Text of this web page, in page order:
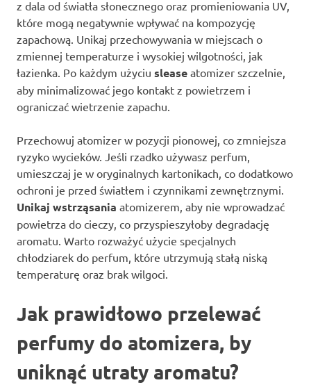
z dala od światła słonecznego oraz promieniowania UV,
które mogą negatywnie wpływać na kompozycję
zapachową. Unikaj przechowywania w miejscach o
zmiennej temperaturze i wysokiej wilgotności, jak
łazienka. Po każdym użyciu slease atomizer szczelnie,
aby minimalizować jego kontakt z powietrzem i
ograniczać wietrzenie zapachu.
Przechowuj atomizer w pozycji pionowej, co zmniejsza
ryzyko wycieków. Jeśli rzadko używasz perfum,
umieszczaj je w oryginalnych kartonikach, co dodatkowo
ochroni je przed światłem i czynnikami zewnętrznymi.
Unikaj wstrząsania atomizerem, aby nie wprowadzać
powietrza do cieczy, co przyspieszyłoby degradację
aromatu. Warto rozważyć użycie specjalnych
chłodziarek do perfum, które utrzymują stałą niską
temperaturę oraz brak wilgoci.
Jak prawidłowo przelewać
perfumy do atomizera, by
uniknąć utraty aromatu?